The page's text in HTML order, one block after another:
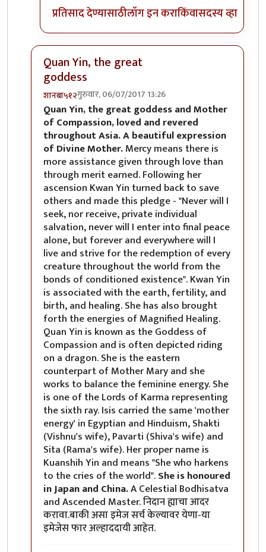
प्रतिसाद देण्यासाठीलॉग इन कराकिंवासदस्य व्हा
Quan Yin, the great
goddess
शानबा५१२गुरुवार, 06/07/2017 13:26
In reply toरेकाई काय क्युट दिसतेय हो,byअभ्या..
Quan Yin, the great goddess and Mother
of Compassion, loved and revered
throughout Asia. A beautiful expression
of Divine Mother.Mercy means there is
more assistance given through love than
through merit earned. Following her
ascension Kwan Yin turned back to save
others and made this pledge - "Never will I
seek, nor receive, private individual
salvation, never will I enter into final peace
alone, but forever and everywhere will I
live and strive for the redemption of every
creature throughout the world from the
bonds of conditioned existence". Kwan Yin
is associated with the earth, fertility, and
birth, and healing. She has also brought
forth the energies of Magnified Healing.
Quan Yin is known as the Goddess of
Compassion and is often depicted riding
on a dragon. She is the eastern
counterpart of Mother Mary and she
works to balance the feminine energy. She
is one of the Lords of Karma representing
the sixth ray. Isis carried the same 'mother
energy' in Egyptian and Hinduism, Shakti
(Vishnu's wife), Pavarti (Shiva's wife) and
Sita (Rama's wife). Her proper name is
Kuanshih Yin and means "She who harkens
to the cries of the world".She is honoured
in Japan and China.A Celestial Bodhisatva
and Ascended Master. निदान ह्याचा आदर
करावा.बाकी असा इमेज सर्च केल्यावर येणा-या
इमेजेस फार अल्हाददायी आहेत.